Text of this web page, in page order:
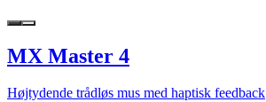
MX Master 4
Højtydende trådløs mus med haptisk feedback